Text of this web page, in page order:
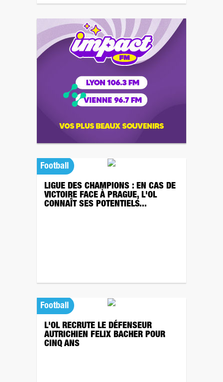
Football
LIGUE DES CHAMPIONS : EN CAS DE
VICTOIRE FACE À PRAGUE, L'OL
CONNAÎT SES POTENTIELS...
Football
L'OL RECRUTE LE DÉFENSEUR
AUTRICHIEN FELIX BACHER POUR
CINQ ANS